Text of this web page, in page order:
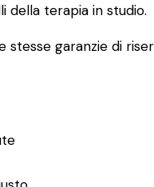
della terapia in studio.
garanzie di